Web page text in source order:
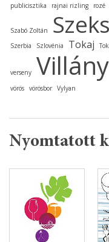
publicisztika
rajnai rizling rozé
Szabó Zoltán
Szerbia Szlovénia Tokaj
verseny Villány
vörös vörösbor Vylyan
Nyomtatott